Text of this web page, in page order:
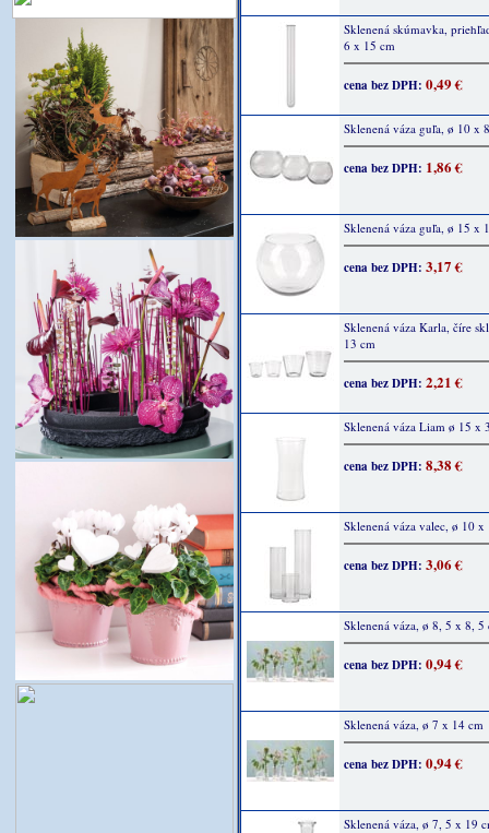
Sklenená skúmavka,
6 x 15 cm
cena bez DPH: 0,49 €
Sklenená váza guľa, ø 10 x
cena bez DPH: 1,86 €
Sklenená váza guľa, ø 15 x
cena bez DPH: 3,17 €
Sklenená váza Karla, číre
13 cm
cena bez DPH: 2,21 €
Sklenená váza Liam ø 15 x
cena bez DPH: 8,38 €
Sklenená váza valec, ø 10 x
cena bez DPH: 3,06 €
Sklenená váza, ø 8, 5 x 8, 5
cena bez DPH: 0,94 €
Sklenená váza, ø 7 x 14 cm
cena bez DPH: 0,94 €
Sklenená váza, ø 7, 5 x 19